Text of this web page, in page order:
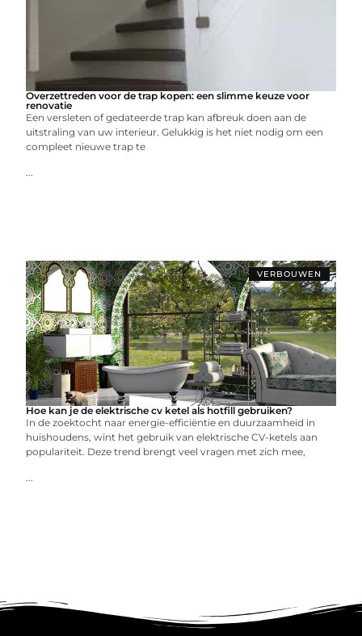
Overzettreden voor de trap kopen: een slimme keuze voor
renovatie
Een versleten of gedateerde trap kan afbreuk doen aan de
uitstraling van uw interieur. Gelukkig is het niet nodig om een
compleet nieuwe trap te
...
VERBOUWEN
Hoe kan je de elektrische cv ketel als hotfill gebruiken?
In de zoektocht naar energie-efficiëntie en duurzaamheid in
huishoudens, wint het gebruik van elektrische CV-ketels aan
populariteit. Deze trend brengt veel vragen met zich mee,
...